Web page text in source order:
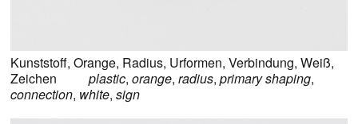
Kunststoff, Orange, Radius, Urformen, Verbindung, Weiß,
Zeichen
plastic, orange, radius, primary shaping,
connection, white, sign